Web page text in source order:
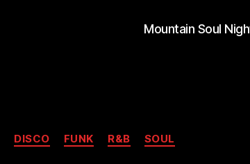
Mountain Soul
Kategorien
DISCO FUNK R&B SOUL